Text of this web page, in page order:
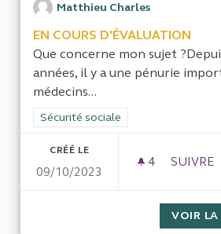
Matthieu Charles
EN COURS D'ÉVALUATION
Que concerne mon sujet
années, il y a une pénurie
médecins...
Filtrer les résultats de la catégorie :
Sécurité sociale
CRÉÉ LE
09/10/2023
4 4
SUIVRE
VOIR